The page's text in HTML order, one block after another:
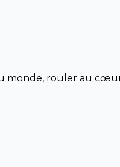
monde, rouler au